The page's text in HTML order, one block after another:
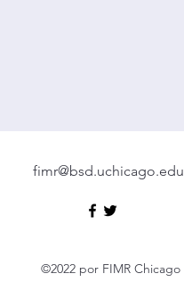
fimr@bsd.uchicago.edu
©2022 por FIMR Chicago